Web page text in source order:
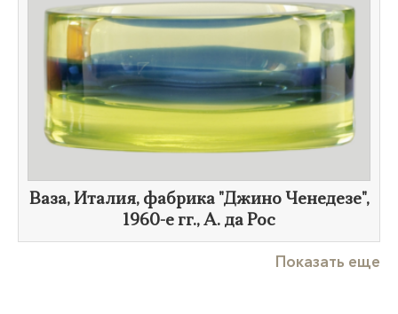
Ваза, Италия, фабрика "Джино Ченедезе",
1960-е гг., А. да Рос
Показать еще